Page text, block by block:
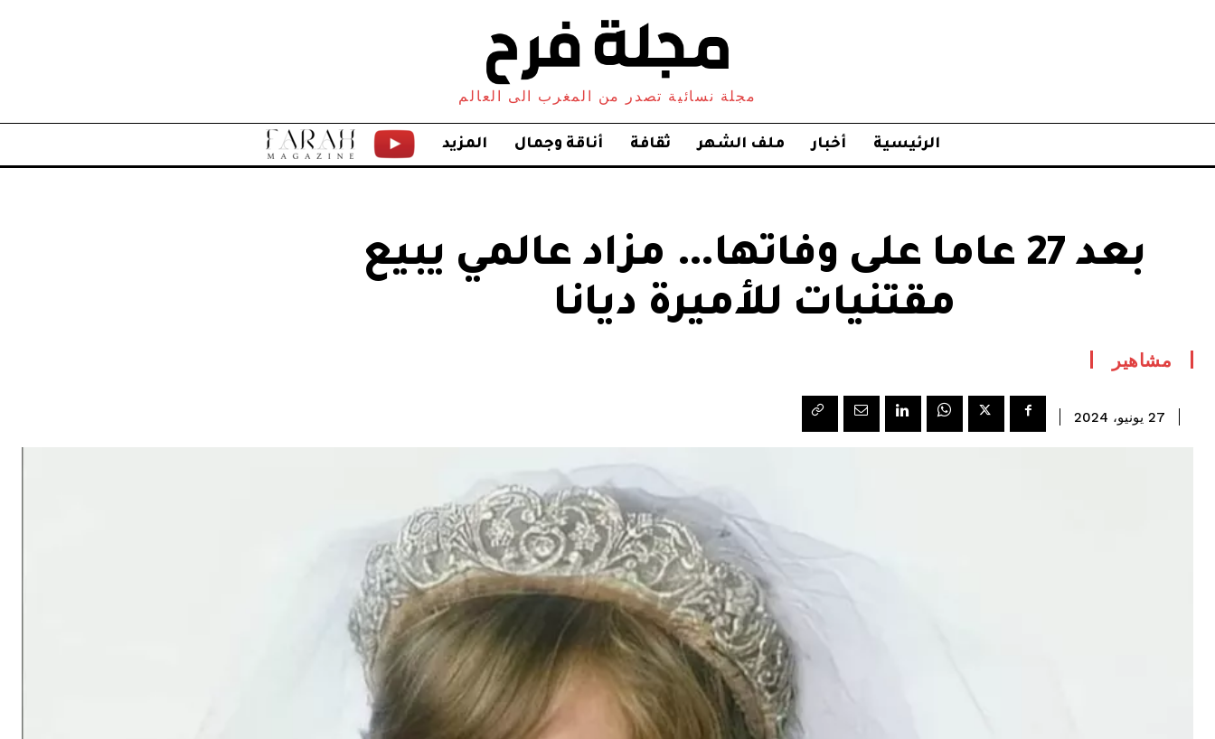
مجلة نسائية تصدر من المغرب الى العالم
الرئيسية أخبار ملف الشهر ثقافة أناقة وجمال المزيد
بعد 27 عاما على وفاتها… مزاد عالمي يبيع
مقتنيات للأميرة ديانا
مشاهير
27 يونيو، 2024